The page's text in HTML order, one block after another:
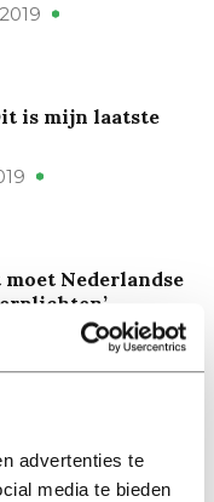
advertenties te
media te bieden
is mijn laatste
Nederlandse
is prima zo’